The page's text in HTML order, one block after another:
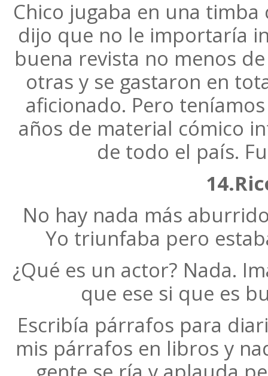
Chico jugaba en una
dijo que no le importaría
buena revista no menos
otras y se gastaron en
aficionado. Pero
años de material cómico
de todo el país.
No hay nada más
Yo triunfaba pero
¿Qué es un actor? Nada.
que ese si que es
Escribía párrafos para
mis párrafos en libros y